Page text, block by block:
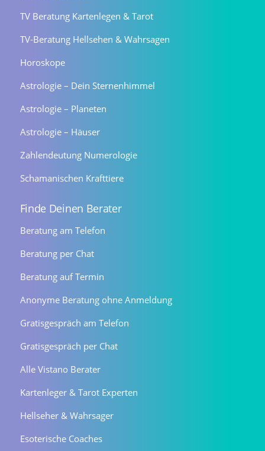
TV Beratung Kartenlegen & Tarot
TV-Beratung Hellsehen & Wahrsagen
Horoskope
Astrologie – Dein Sternenhimmel
Astrologie – Planeten
Astrologie – Häuser
Zahlendeutung Numerologie
Schamanischen Krafttiere
Finde Deinen Berater
Beratung am Telefon
Beratung per Chat
Beratung auf Termin
Anonyme Beratung ohne Anmeldung
Gratisgespräch am Telefon
Gratisgespräch per Chat
Alle Vistano Berater
Kartenleger & Tarot Experten
Hellseher & Wahrsager
Esoterische Coaches